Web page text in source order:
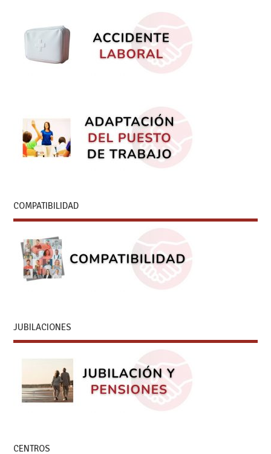
COMPATIBILIDAD
JUBILACIONES
CENTROS